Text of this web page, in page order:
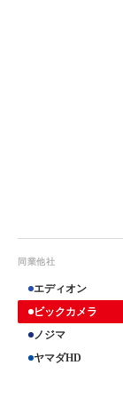
同業他社
エディオン
ビックカメラ
ノジマ
ヤマダHD